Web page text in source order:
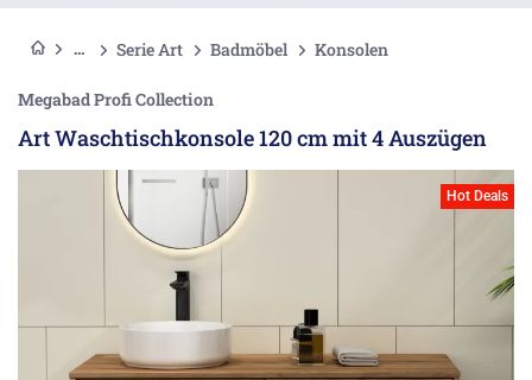
Serie Art Badmöbel Konsolen
Megabad Profi Collection
Art Waschtischkonsole 120 cm mit 4 Auszügen
Hot Deals